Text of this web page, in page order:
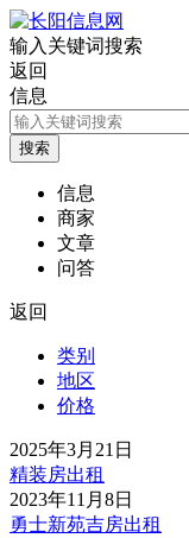
输入关键词搜索
返回
信息
信息
商家
文章
问答
返回
类别
地区
价格
2025年3月21日
精装房出租
2023年11月8日
勇士新苑吉房出租